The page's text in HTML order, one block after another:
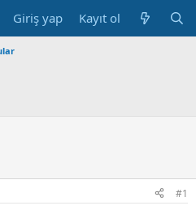
Giriş yap Kayıt ol
#1